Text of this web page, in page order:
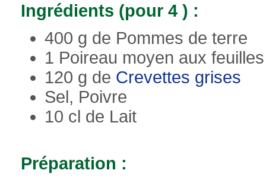
Ingrédients (pour 4 ) :
400 g de Pommes de terre
1 Poireau moyen aux
120 g de Crevettes grises
Sel, Poivre
10 cl de Lait
Préparation :